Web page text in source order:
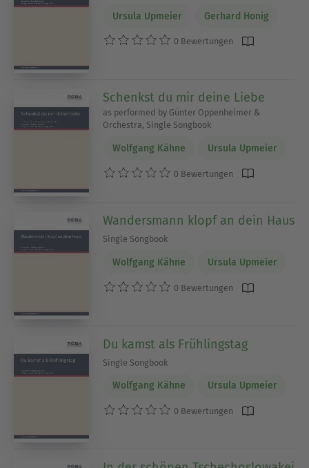
Ursula Upmeier Gerhard Honig
0 Bewertungen
Schenkst du mir deine Liebe
as performed by Günter Oppenheimer &
Orchestra, Single Songbook
Wolfgang Kähne Ursula Upmeier
0 Bewertungen
Wandersmann klopf an dein Haus
Single Songbook
Wolfgang Kähne Ursula Upmeier
0 Bewertungen
Du kamst als Frühlingstag
Single Songbook
Wolfgang Kähne Ursula Upmeier
0 Bewertungen